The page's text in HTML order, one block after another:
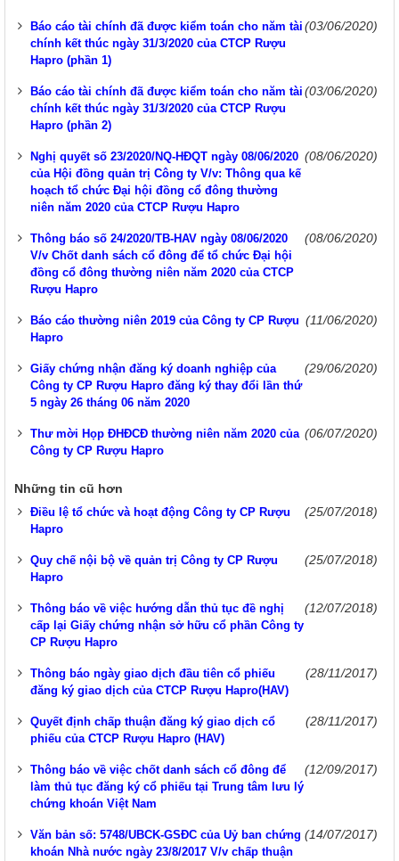
Báo cáo tài chính đã được kiểm toán cho năm tài
chính kết thúc ngày 31/3/2020 của CTCP Rượu
Hapro (phần 1)
(03/06/2020)
Báo cáo tài chính đã được kiểm toán cho năm tài
chính kết thúc ngày 31/3/2020 của CTCP Rượu
Hapro (phần 2)
(03/06/2020)
Nghị quyết số 23/2020/NQ-HĐQT ngày 08/06/2020
của Hội đồng quản trị Công ty V/v: Thông qua kế
hoạch tổ chức Đại hội đồng cổ đông thường
niên năm 2020 của CTCP Rượu Hapro
(08/06/2020)
Thông báo số 24/2020/TB-HAV ngày 08/06/2020
V/v Chốt danh sách cổ đông để tổ chức Đại hội
đồng cổ đông thường niên năm 2020 của CTCP
Rượu Hapro
(08/06/2020)
Báo cáo thường niên 2019 của Công ty CP Rượu
Hapro
(11/06/2020)
Giấy chứng nhận đăng ký doanh nghiệp của
Công ty CP Rượu Hapro đăng ký thay đổi lần thứ
5 ngày 26 tháng 06 năm 2020
(29/06/2020)
Thư mời Họp ĐHĐCĐ thường niên năm 2020 của
Công ty CP Rượu Hapro
(06/07/2020)
Những tin cũ hơn
Điều lệ tổ chức và hoạt động Công ty CP Rượu
Hapro
(25/07/2018)
Quy chế nội bộ về quản trị Công ty CP Rượu
Hapro
(25/07/2018)
Thông báo về việc hướng dẫn thủ tục đề nghị
cấp lại Giấy chứng nhận sở hữu cổ phần Công ty
CP Rượu Hapro
(12/07/2018)
Thông báo ngày giao dịch đầu tiên cổ phiếu
đăng ký giao dịch của CTCP Rượu Hapro(HAV)
(28/11/2017)
Quyết định chấp thuận đăng ký giao dịch cổ
phiếu của CTCP Rượu Hapro (HAV)
(28/11/2017)
Thông báo về việc chốt danh sách cổ đông để
làm thủ tục đăng ký cổ phiếu tại Trung tâm lưu lý
chứng khoán Việt Nam
(12/09/2017)
Văn bản số: 5748/UBCK-GSĐC của Uỷ ban chứng
khoán Nhà nước ngày 23/8/2017 V/v chấp thuận
(14/07/2017)